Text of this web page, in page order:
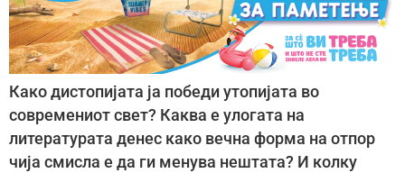
Како дистопијата ја победи утопијата во
современиот свет? Каква е улогата на
литературата денес како вечна форма на отпор
чија смисла е да ги менува нештата? И колку